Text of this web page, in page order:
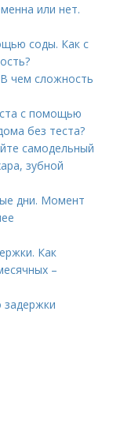
или нет.
соды. Как с
чем сложность
с помощью
без теста?
самодельный
зубной
дни. Момент
Как
–
задержки